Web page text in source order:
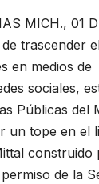
MICH., 01
trascender
en medios de
sociales,
Públicas del
un tope en el
construido
de la